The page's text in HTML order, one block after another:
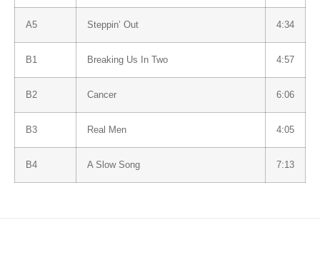
A5 Steppin’ Out 4:34
B1 Breaking Us In Two 4:57
B2 Cancer 6:06
B3 Real Men 4:05
B4 A Slow Song 7:13